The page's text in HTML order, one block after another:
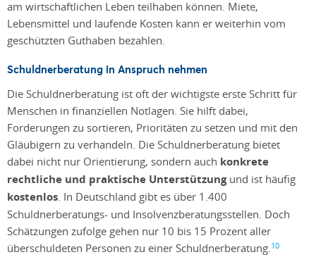
am wirtschaftlichen Leben teilhaben können. Miete,
Lebensmittel und laufende Kosten kann er weiterhin vom
geschützten Guthaben bezahlen.
Schuldnerberatung in Anspruch nehmen
Die Schuldnerberatung ist oft der wichtigste erste Schritt für
Menschen in finanziellen Notlagen. Sie hilft dabei,
Forderungen zu sortieren, Prioritäten zu setzen und mit den
Gläubigern zu verhandeln. Die Schuldnerberatung bietet
dabei nicht nur Orientierung, sondern auch konkrete
rechtliche und praktische Unterstützungund ist häufig
kostenlos. In Deutschland gibt es über 1.400
Schuldnerberatungs- und Insolvenzberatungsstellen. Doch
Schätzungen zufolge gehen nur 10 bis 15 Prozent aller
überschuldeten Personen zu einer Schuldnerberatung.10